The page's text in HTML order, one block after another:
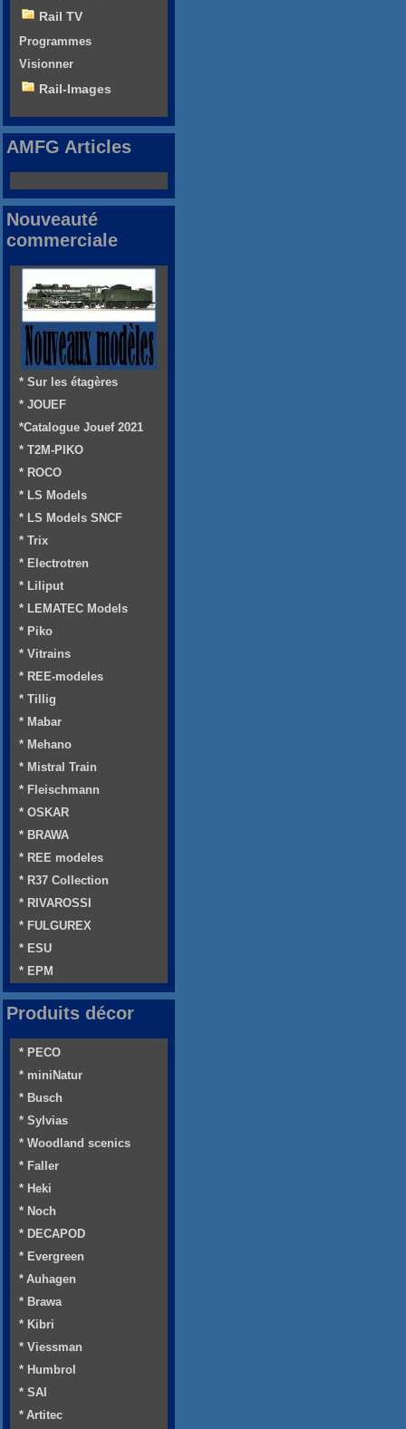
Rail TV
Programmes
Visionner
Rail-Images
AMFG Articles
Nouveauté
commerciale
* Sur les étagères
* JOUEF
*Catalogue Jouef 2021
* T2M-PIKO
* ROCO
* LS Models
* LS Models SNCF
* Trix
* Electrotren
* Liliput
* LEMATEC Models
* Piko
* Vitrains
* REE-modeles
* Tillig
* Mabar
* Mehano
* Mistral Train
* Fleischmann
* OSKAR
* BRAWA
* REE modeles
* R37 Collection
* RIVAROSSI
* FULGUREX
* ESU
* EPM
Produits décor
* PECO
* miniNatur
* Busch
* Sylvias
* Woodland scenics
* Faller
* Heki
* Noch
* DECAPOD
* Evergreen
* Auhagen
* Brawa
* Kibri
* Viessman
* Humbrol
* SAI
* Artitec